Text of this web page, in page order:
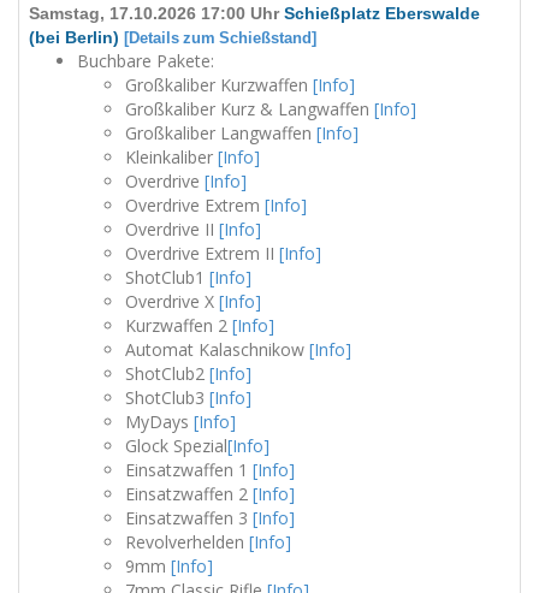
Samstag, 17.10.2026 17:00 Uhr Schießplatz Eberswalde
(bei Berlin) [Details zum Schießstand]
Buchbare Pakete:
Großkaliber Kurzwaffen [Info]
Großkaliber Kurz & Langwaffen [Info]
Großkaliber Langwaffen [Info]
Kleinkaliber [Info]
Overdrive [Info]
Overdrive Extrem [Info]
Overdrive II [Info]
Overdrive Extrem II [Info]
ShotClub1 [Info]
Overdrive X [Info]
Kurzwaffen 2 [Info]
Automat Kalaschnikow [Info]
ShotClub2 [Info]
ShotClub3 [Info]
MyDays [Info]
Glock Spezial[Info]
Einsatzwaffen 1 [Info]
Einsatzwaffen 2 [Info]
Einsatzwaffen 3 [Info]
Revolverhelden [Info]
9mm [Info]